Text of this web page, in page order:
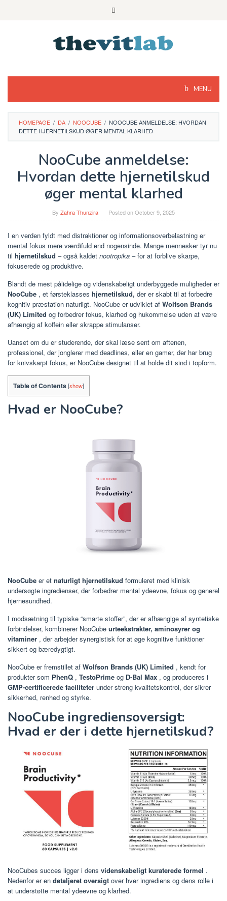
MENU
HOMEPAGE / DA / NOOCUBE / NOOCUBE ANMELDELSE: HVORDAN
DETTE HJERNETILSKUD ØGER MENTAL KLARHED
NooCube anmeldelse:
Hvordan dette hjernetilskud
øger mental klarhed
By Zahra Thunzira Posted onOctober 9, 2025
I en verden fyldt med distraktioner og informationsoverbelastning er
mental fokus mere værdifuld end nogensinde. Mange mennesker tyr nu
til hjernetilskud – også kaldet nootropika – for at forblive skarpe,
fokuserede og produktive.
Blandt de mest pålidelige og videnskabeligt underbyggede muligheder er
NooCube , et førsteklasses hjernetilskud, der er skabt til at forbedre
kognitiv præstation naturligt. NooCube er udviklet af Wolfson Brands
(UK) Limited og forbedrer fokus, klarhed og hukommelse uden at være
afhængig af koffein eller skrappe stimulanser.
Uanset om du er studerende, der skal læse sent om aftenen,
professionel, der jonglerer med deadlines, eller en gamer, der har brug
for knivskarpt fokus, er NooCube designet til at holde dit sind i topform.
Table of Contents[show]
Hvad er NooCube?
NooCube er et naturligt hjernetilskud formuleret med klinisk
undersøgte ingredienser, der forbedrer mental ydeevne, fokus og generel
hjernesundhed.
I modsætning til typiske “smarte stoffer”, der er afhængige af syntetiske
forbindelser, kombinerer NooCube urteekstrakter, aminosyrer og
vitaminer , der arbejder synergistisk for at øge kognitive funktioner
sikkert og bæredygtigt.
NooCube er fremstillet af Wolfson Brands (UK) Limited , kendt for
produkter som PhenQ , TestoPrime og D-Bal Max , og produceres i
GMP-certificerede faciliteter under streng kvalitetskontrol, der sikrer
sikkerhed, renhed og styrke.
NooCube ingrediensoversigt:
Hvad er der i dette hjernetilskud?
NooCubes succes ligger i dens videnskabeligt kuraterede formel .
Nedenfor er en detaljeret oversigt over hver ingrediens og dens rolle i
at understøtte mental ydeevne og klarhed.